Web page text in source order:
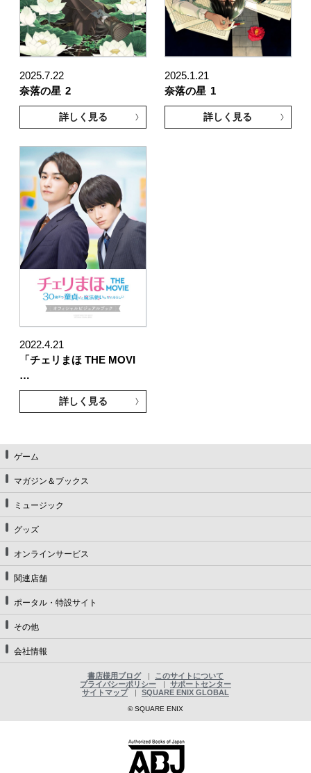
2025.7.22
奈落の星 2
詳しく見る
2025.1.21
奈落の星 1
詳しく見る
2022.4.21
「チェリまほ THE MOVI
…
詳しく見る
ゲーム
マガジン＆ブックス
ミュージック
グッズ
オンラインサービス
関連店舗
ポータル・特設サイト
その他
会社情報
書店様用ブログ
このサイトについて
プライバシーポリシー
サポートセンター
サイトマップ
SQUARE ENIX GLOBAL
© SQUARE ENIX